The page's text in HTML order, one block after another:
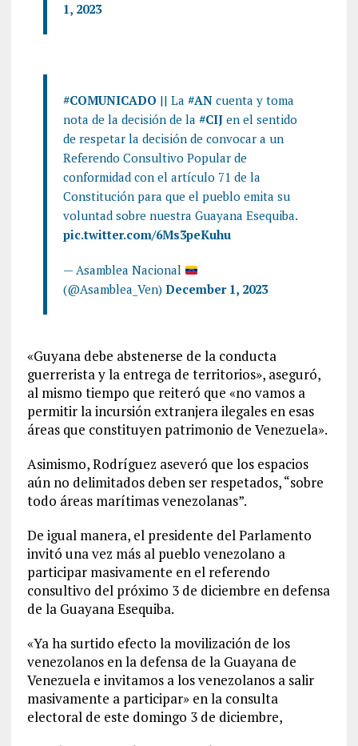
1, 2023
#COMUNICADO || La #ANcuenta y toma
nota de la decisión de la #CIJen el sentido
de respetar la decisión de convocar a un
Referendo Consultivo Popular de
conformidad con el artículo 71 de la
Constitución para que el pueblo emita su
voluntad sobre nuestra Guayana Esequiba.
pic.twitter.com/6Ms3peKuhu
— Asamblea Nacional
(@Asamblea_Ven) December 1, 2023
«Guyana debe abstenerse de la conducta
guerrerista y la entrega de territorios», aseguró,
al mismo tiempo que reiteró que «no vamos a
permitir la incursión extranjera ilegales en esas
áreas que constituyen patrimonio de Venezuela».
Asimismo, Rodríguez aseveró que los espacios
aún no delimitados deben ser respetados, “sobre
todo áreas marítimas venezolanas”.
De igual manera, el presidente del Parlamento
invitó una vez más al pueblo venezolano a
participar masivamente en el referendo
consultivo del próximo 3 de diciembre en defensa
de la Guayana Esequiba.
«Ya ha surtido efecto la movilización de los
venezolanos en la defensa de la Guayana de
Venezuela e invitamos a los venezolanos a salir
masivamente a participar» en la consulta
electoral de este domingo 3 de diciembre,